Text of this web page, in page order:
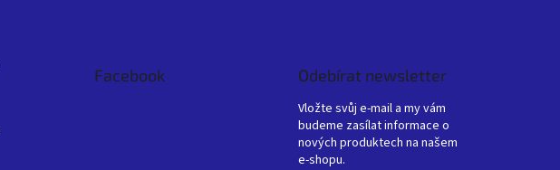
Facebook Odebírat newsletter
Vložte svůj e-mail a my vám
budeme zasílat informace o
nových produktech na našem
e-shopu.